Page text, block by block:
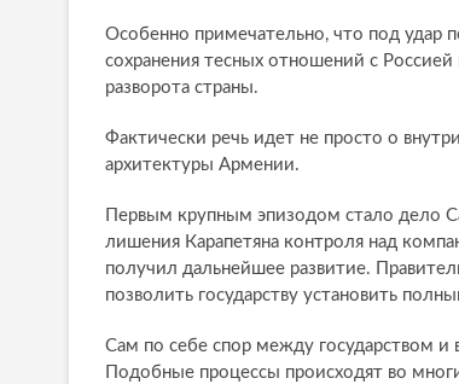
Особенно примечательно, что под удар
сохранения тесных отношений с
разворота страны.
Фактически речь идет не просто о
архитектуры Армении.
Первым крупным эпизодом стало дело
лишения Карапетяна контроля над
получил дальнейшее развитие.
позволить государству установить
Сам по себе спор между государством и
Подобные процессы происходят во